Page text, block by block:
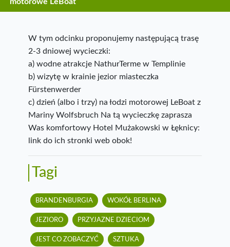
W tym odcinku proponujemy następującą trasę
2-3 dniowej wycieczki:
a) wodne atrakcje NathurTerme w Templinie
b) wizytę w krainie jezior miasteczka
Fürstenwerder
c) dzień (albo i trzy) na łodzi motorowej LeBoat z
Mariny Wolfsbruch Na tą wycieczkę zaprasza
Was komfortowy Hotel Mużakowski w Łęknicy:
link do ich stronki web obok!
Tagi
BRANDENBURGIA WOKÓŁ BERLINA
JEZIORO PRZYJAZNE DZIECIOM
JEST CO ZOBACZYĆ SZTUKA